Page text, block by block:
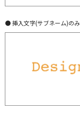
● 挿入文字(サブネーム)のみ